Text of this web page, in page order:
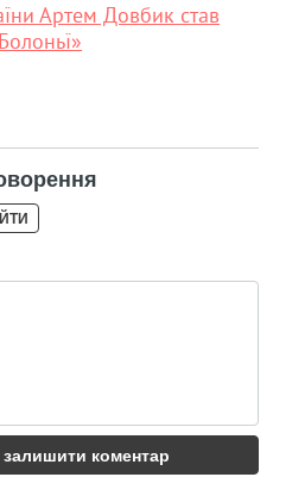
Артем Довбик став